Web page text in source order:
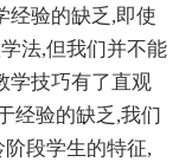
经验的缺乏,即使
法,但我们并不能
学技巧有了直观
经验的缺乏,我们
段学生的特征,